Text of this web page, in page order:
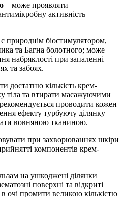
– може проявляти
активність
природнім біостимулятором,
та Багна болотного; може
набряклості при запаленні
та забоях.
достатню кількість крем-
тіла та втирати масажуючими
проводити кожен
ефекту турбуючу ділянку
вовняною тканиною.
при захворюваннях шкіри
компонентів крем-
на ушкоджені ділянки
поверхні та відкриті
очі промити великою кількістю